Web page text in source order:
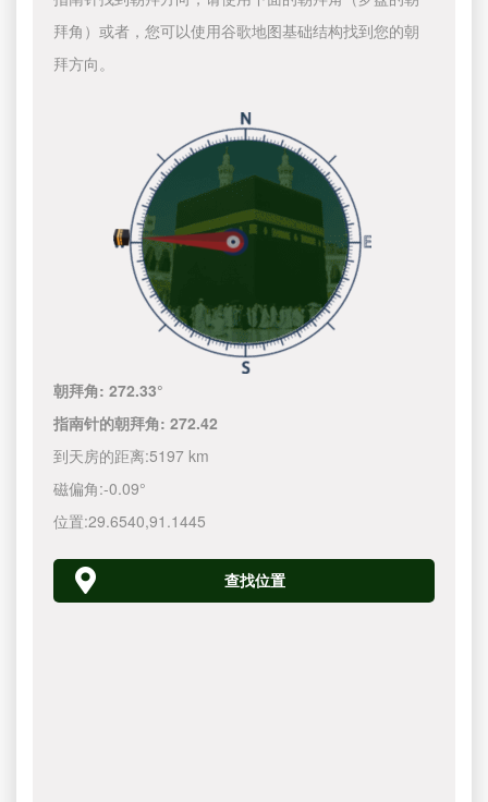
拜角）或者，您可以使用谷歌地图基础结构找到您的朝
拜方向。
朝拜角:272.33°
指南针的朝拜角:272.42
到天房的距离:5197 km
磁偏角:-0.09°
位置:29.6540,91.1445
查找位置